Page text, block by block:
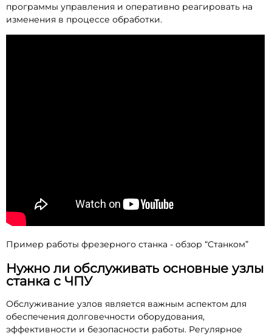
программы управления и оперативно реагировать на
изменения в процессе обработки.
Пример работы фрезерного станка - обзор “Станком”
Нужно ли обслуживать основные узлы
станка с ЧПУ
Обслуживание узлов является важным аспектом для
обеспечения долговечности оборудования,
эффективности и безопасности работы. Регулярное